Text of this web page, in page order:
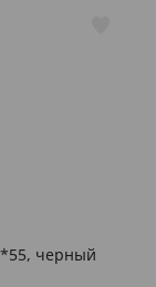
черный